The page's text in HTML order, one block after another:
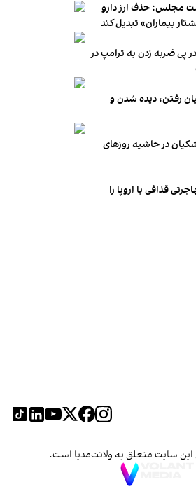
مجلس: حذف ارز دارو
پی ضربه زدن به ترامپ در
رفتن، دیده شدن و
در حاشیه روزهای
قذافی با اروپا را
این سایت متعلق به ولانت‌مدیا است.